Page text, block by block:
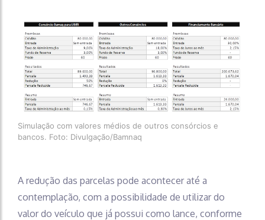
Simulação com valores médios de outros consórcios e
bancos. Foto: Divulgação/Bamnaq
A redução das parcelas pode acontecer até a
contemplação, com a possibilidade de utilizar do
valor do veículo que já possui como lance, conforme